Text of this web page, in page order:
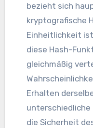
bezieht sich
kryptografische
Einheitlichkeit
diese Hash-
gleichmäßig
Erhalten
unterschiedliche
die Sicherheit